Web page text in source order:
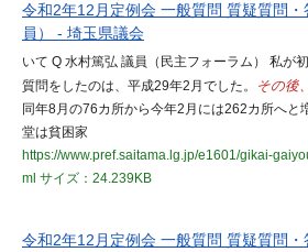
令和2年12月定例会 一般質問 質疑質問
員） - 埼玉県議会
いて Q 水村篤弘 議員（民主フォーラム） 私が
質問をしたのは、平成29年2月でした。
その後
同年8月の76カ所から今年2月には262カ所へと
堂は貧困家
https://www.pref.saitama.lg.jp/e1601/gikai-
ml サイズ：24.239KB
令和2年12月定例会 一般質問 質疑質問